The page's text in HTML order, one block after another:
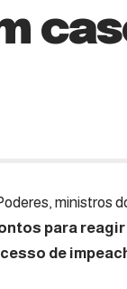
ministros
para
de